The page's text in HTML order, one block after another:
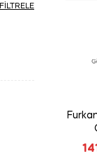
FILTRELE